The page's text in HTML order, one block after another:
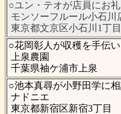
○ユン・テオが店員にお
モンソーフルール小石川
東京都文京区小石川1丁目
○花岡彰人が収穫を手伝
上泉農園
千葉県袖ケ浦市上泉
○池本真尋が小野田学に
ナドニエ
東京都新宿区新宿3丁目